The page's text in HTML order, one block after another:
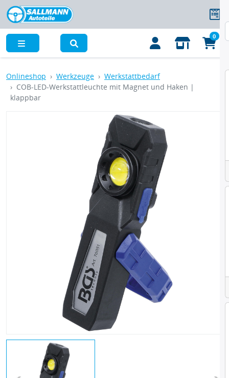
0
Onlineshop Werkzeuge
Werkstattbedarf
COB-LED-Werkstattleuchte mit Magnet und Haken |
klappbar